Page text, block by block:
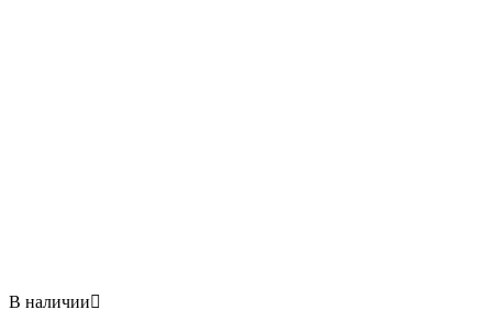
В наличии